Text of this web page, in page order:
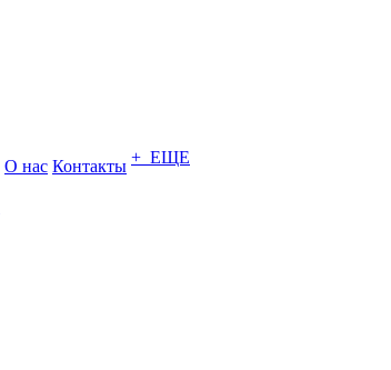
О нас Контакты + ЕЩЕ